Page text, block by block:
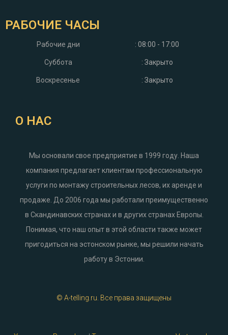
РАБОЧИЕ ЧАСЫ
Рабочие дни
Суббота
Воскресенье
: 08:00 - 17:00
: Закрыто
: Закрыто
О НАС
Мы основали свое предприятие в 1999 году. Наша
компания предлагает клиентам профессиональную
услуги по монтажу строительных лесов, их аренде и
продаже. До 2006 года мы работали преимущественно
в Скандинавских странах и в других странах Европы.
Понимая, что наш опыт в этой области также может
пригодиться на эстонском рынке, мы решили начать
работу в Эстонии.
© A-telling.ru. Все права защищены